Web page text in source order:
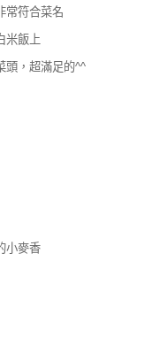
常符合菜名
米飯上
頭，超滿足的^^
小麥香